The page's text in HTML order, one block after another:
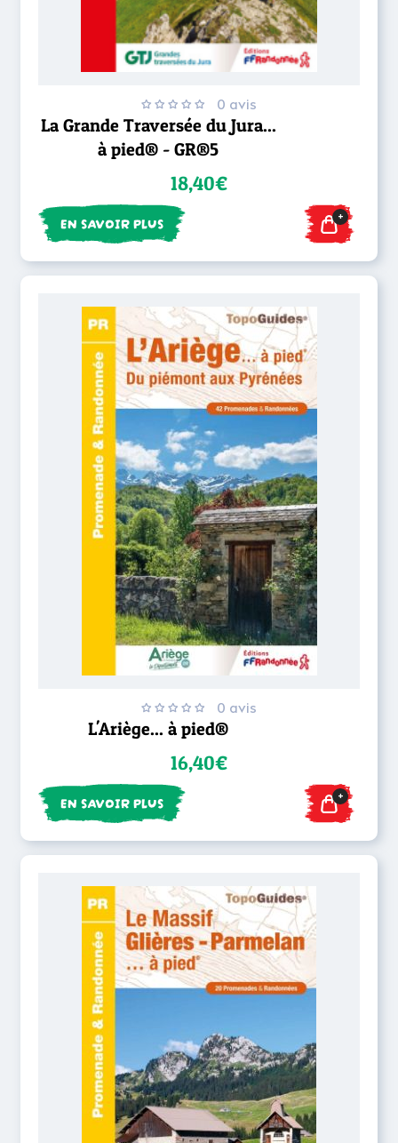
0 avis
La Grande Traversée du Jura...
à pied® - GR®5
18,40€
EN SAVOIR PLUS +
0 avis
L'Ariège... à pied®
16,40€
EN SAVOIR PLUS +